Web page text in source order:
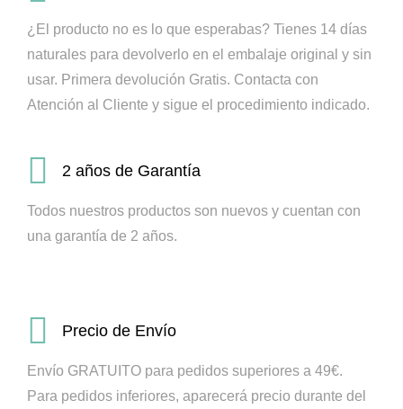
¿El producto no es lo que esperabas? Tienes 14 días
naturales para devolverlo en el embalaje original y sin
usar. Primera devolución Gratis. Contacta con
Atención al Cliente y sigue el procedimiento indicado.
2 años de Garantía
Todos nuestros productos son nuevos y cuentan con
una garantía de 2 años.
Precio de Envío
Envío GRATUITO para pedidos superiores a 49€.
Para pedidos inferiores, aparecerá precio durante del